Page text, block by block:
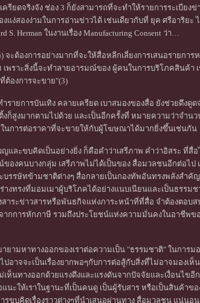
ครียดจริงจัง ช่อง 3 ก็ยังสามารถที่จะทำให้รายการระเบีย
แง่สองง่ามในการอ่านข่าวได้ เช่นเดียวกับที่ ยุค ศรีอาริยะ
S. Herman ในงานเรื่อง Manufacturing Consent ว่า…
ะต้องการอย่างมากที่จะให้สื่อหลีกเลี่ยงการเสนอรายกา
เพราะสิ่งนี้จะทำลายอารมณ์ของ ผู้คนในการบริโภคสินค้า
ต้องการจะขาย"(3)
ำรายการบันเทิง คลายเครียด เบาสมองของสื่อ ยังช่วยดึง
งก็สูงมากตามไปด้วย และเป็นอีกครั้งที่ หมายความว่าจำ
นการต่อราคาที่จะขายให้กับผู้โฆษณาได้มากยิ่งขึ้นเช่นกัน
และขบคิดเป็นอย่างยิ่ง ก็คือคำว่าเสรีภาพ คำว่าอิสระ ที่สื่
ของคนบางกลุ่ม เสรีภาพไม่ได้เป็นของ สื่อมวลชนอีกต่อไป
บรรษัทข้ามชาติต่างๆ สื่อกลายเป็นกองทัพอันทรงพลังสำคั
างทรงที่มอมเมาผู้บริโภคได้อย่างแนบเนียนและเป็นธรร
าระข่าวสารหรือพันธกิจแห่งภาระหน้าที่ที่สื่อ จำต้องตอบ
ากการหักภาษี รวมถึงประโยชน์แห่งความมั่นคงในอาชีพข
ยามหาทางออกของเราต่อความเป็น "ธรรมชาติ" ในการมอ
อาจจะเป็นเรื่องยากพอๆกับการต่อสู้กับสิ่งที่ไม่อาจมองเ
เห็นทางออกด้วยแรงดึงและแรงดันจากปัจจัยและเงื่อนไข
แนะให้เราในฐานะที่เป็นคนดู เป็นผู้รับสาร หรือเป็นสินค้า
รขบคิดเรื่องราวต่างๆที่นำเสนอผ่านทาง สื่อมวลชน แน่นอ